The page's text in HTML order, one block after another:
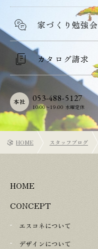
家づくり勉強会
カタログ請求
053-488-5127
10:00〜19:00 水曜定休
本社
HOME スタッフブログ
HOME
CONCEPT
エスコネについて
デザインについて